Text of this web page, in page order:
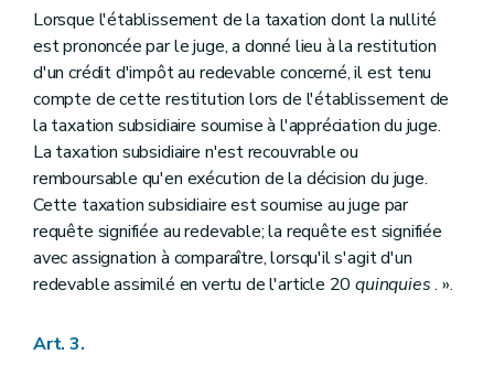
Lorsque l'établissement de la taxation dont la nullité
est prononcée par le juge, a donné lieu à la restitution
d'un crédit d'impôt au redevable concerné, il est tenu
compte de cette restitution lors de l'établissement de
la taxation subsidiaire soumise à l'appréciation du juge.
La taxation subsidiaire n'est recouvrable ou
remboursable qu'en exécution de la décision du juge.
Cette taxation subsidiaire est soumise au juge par
requête signifiée au redevable; la requête est signifiée
avec assignation à comparaître, lorsqu'il s'agit d'un
redevable assimilé en vertu de l'article 20quinquies. ».
Art. 3.